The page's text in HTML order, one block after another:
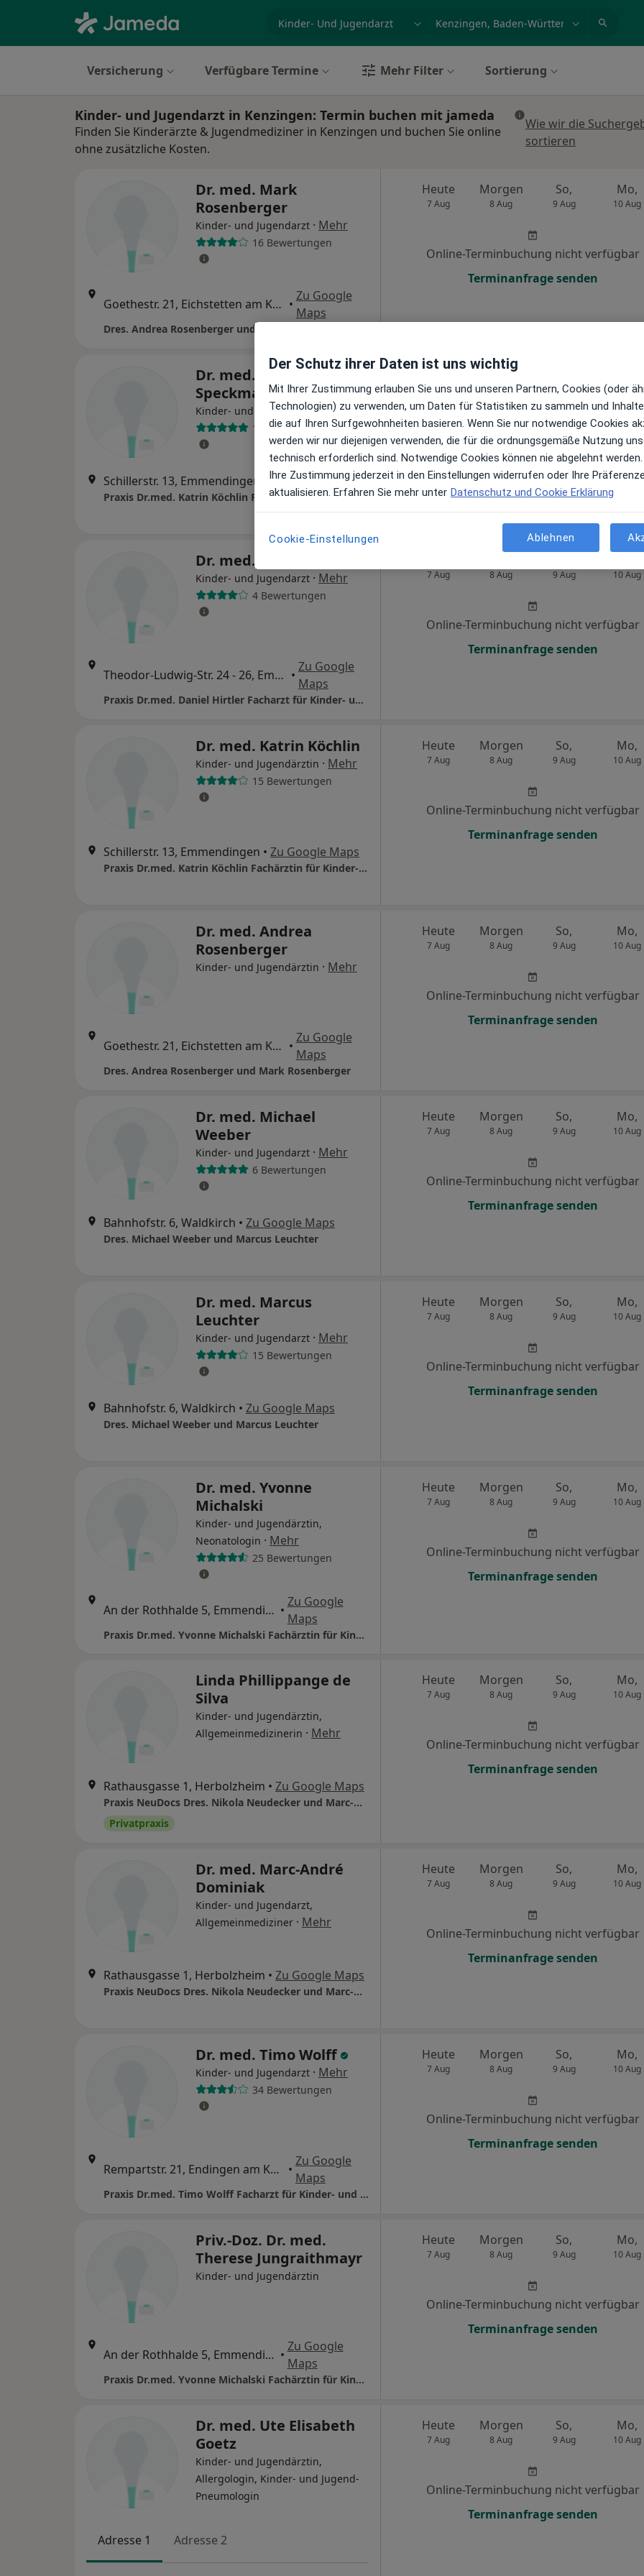
Versicherung Verfügbare Termine Mehr Filter Sortierung
Kinder- und Jugendarzt in Kenzingen: Termin buchen mit jameda
Finden Sie Kinderärzte & Jugendmediziner in Kenzingen und buchen Sie online
ohne zusätzliche Kosten.
Wie wir die
sortieren
Dr. med. Mark
Rosenberger
Kinder- und Jugendarzt · Mehr
16 Bewertungen
Goethestr. 21, Eichstetten am Kaiserstuhl •
Zu Google
Maps
Dres. Andrea Rosenberger und Mark Rosenberger
Heute
7 Aug
Morgen
8 Aug
So,
9 Aug
Mo,
10 Aug
Online-Terminbuchung nicht verfügbar
Terminanfrage senden
Dr. med. Catrin
Speckmann
Kinder- und Jugendärztin·Mehr
1 Bewertung
Schillerstr. 13, Emmendingen Zu Google Maps
Praxis Dr.med. Katrin Köchlin Fachärztin für Kinder- und Jugendmedizin
7 Aug
Morgen
8 Aug 9 Aug 10 Aug
Online-Terminbuchung nicht verfügbar
Terminanfrage senden
Dr. med. Daniel Hirtler
Kinder- und Jugendarzt · Mehr
4 Bewertungen
Theodor-Ludwig-Str. 24 - 26, Emmendingen •
Zu Google
Maps
Praxis Dr.med. Daniel Hirtler Facharzt für Kinder- und Jugendmedizin
7 Aug 8 Aug 9 Aug 10 Aug
Online-Terminbuchung nicht verfügbar
Terminanfrage senden
Dr. med. Katrin Köchlin
Kinder- und Jugendärztin · Mehr
15 Bewertungen
Schillerstr. 13, Emmendingen • Zu Google Maps
Praxis Dr.med. Katrin Köchlin Fachärztin für Kinder- und Jugendmedizin
Heute
7 Aug
Morgen
8 Aug
So,
9 Aug
Mo,
10 Aug
Online-Terminbuchung nicht verfügbar
Terminanfrage senden
Dr. med. Andrea
Rosenberger
Kinder- und Jugendärztin · Mehr
Goethestr. 21, Eichstetten am Kaiserstuhl •
Zu Google
Maps
Dres. Andrea Rosenberger und Mark Rosenberger
Heute
7 Aug
Morgen
8 Aug
So,
9 Aug
Mo,
10 Aug
Online-Terminbuchung nicht verfügbar
Terminanfrage senden
Dr. med. Michael
Weeber
Kinder- und Jugendarzt · Mehr
6 Bewertungen
Bahnhofstr. 6, Waldkirch • Zu Google Maps
Dres. Michael Weeber und Marcus Leuchter
Heute
7 Aug
Morgen
8 Aug
So,
9 Aug
Mo,
10 Aug
Online-Terminbuchung nicht verfügbar
Terminanfrage senden
Dr. med. Marcus
Leuchter
Kinder- und Jugendarzt · Mehr
15 Bewertungen
Bahnhofstr. 6, Waldkirch • Zu Google Maps
Dres. Michael Weeber und Marcus Leuchter
Heute
7 Aug
Morgen
8 Aug
So,
9 Aug
Mo,
10 Aug
Online-Terminbuchung nicht verfügbar
Terminanfrage senden
Dr. med. Yvonne
Michalski
Kinder- und Jugendärztin,
Neonatologin · Mehr
25 Bewertungen
An der Rothhalde 5, Emmendingen •
Zu Google
Maps
Praxis Dr.med. Yvonne Michalski Fachärztin für Kinder- und Jugendmedizin
Heute
7 Aug
Morgen
8 Aug
So,
9 Aug
Mo,
10 Aug
Online-Terminbuchung nicht verfügbar
Terminanfrage senden
Linda Phillippange de
Silva
Kinder- und Jugendärztin,
Allgemeinmedizinerin · Mehr
Rathausgasse 1, Herbolzheim • Zu Google Maps
Praxis NeuDocs Dres. Nikola Neudecker und Marc-André Dominiak
Privatpraxis
Heute
7 Aug
Morgen
8 Aug
So,
9 Aug
Mo,
10 Aug
Online-Terminbuchung nicht verfügbar
Terminanfrage senden
Dr. med. Marc-André
Dominiak
Kinder- und Jugendarzt,
Allgemeinmediziner · Mehr
Rathausgasse 1, Herbolzheim • Zu Google Maps
Praxis NeuDocs Dres. Nikola Neudecker und Marc-André Dominiak
Heute
7 Aug
Morgen
8 Aug
So,
9 Aug
Mo,
10 Aug
Online-Terminbuchung nicht verfügbar
Terminanfrage senden
Dr. med. Timo Wolff
Kinder- und Jugendarzt · Mehr
34 Bewertungen
Rempartstr. 21, Endingen am Kaiserstuhl •
Zu Google
Maps
Praxis Dr.med. Timo Wolff Facharzt für Kinder- und Jugendmedizin
Heute
7 Aug
Morgen
8 Aug
So,
9 Aug
Mo,
10 Aug
Online-Terminbuchung nicht verfügbar
Terminanfrage senden
Priv.-Doz. Dr. med.
Therese Jungraithmayr
Kinder- und Jugendärztin
An der Rothhalde 5, Emmendingen •
Zu Google
Maps
Praxis Dr.med. Yvonne Michalski Fachärztin für Kinder- und Jugendmedizin
Heute
7 Aug
Morgen
8 Aug
So,
9 Aug
Mo,
10 Aug
Online-Terminbuchung nicht verfügbar
Terminanfrage senden
Dr. med. Ute Elisabeth
Goetz
Kinder- und Jugendärztin,
Allergologin, Kinder- und Jugend-
Pneumologin
Adresse 1 Adresse 2
Heute
7 Aug
Morgen
8 Aug
So,
9 Aug
Mo,
10 Aug
Online-Terminbuchung nicht verfügbar
Terminanfrage senden
Der Schutz ihrer Daten ist uns wichtig
Mit Ihrer Zustimmung erlauben Sie uns und unseren Partnern, Cookies (oder
Technologien) zu verwenden, um Daten für Statistiken zu sammeln und
die auf Ihren Surfgewohnheiten basieren. Wenn Sie nur notwendige Cookies
werden wir nur diejenigen verwenden, die für die ordnungsgemäße Nutzung
technisch erforderlich sind. Notwendige Cookies können nie abgelehnt werden.
Ihre Zustimmung jederzeit in den Einstellungen widerrufen oder Ihre
aktualisieren. Erfahren Sie mehr unter Datenschutz und Cookie Erklärung
Cookie-Einstellungen Ablehnen